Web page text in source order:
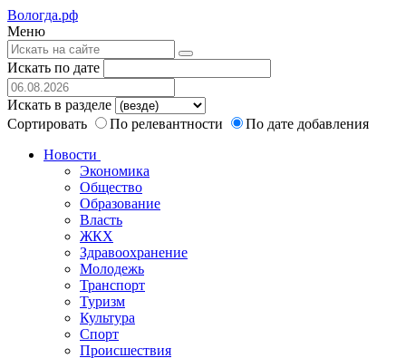
Вологда.рф
Меню
Искать по дате
Искать в разделе
Сортировать
По релевантности
По дате добавления
Новости
Экономика
Общество
Образование
Власть
ЖКХ
Здравоохранение
Молодежь
Транспорт
Туризм
Культура
Спорт
Происшествия